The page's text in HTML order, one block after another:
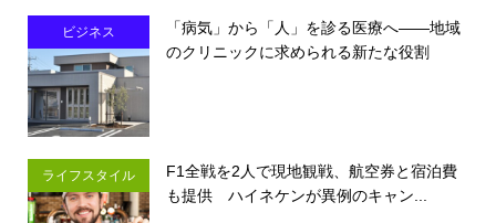
ビジネス
「病気」から「人」を診る医療へ――地域
のクリニックに求められる新たな役割
ライフスタイル
F1全戦を2人で現地観戦、航空券と宿泊費
も提供 ハイネケンが異例のキャン...